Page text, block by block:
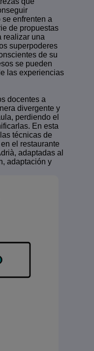
enfrenten a
de propuestas
realizar una
superpoderes
de su
se pueden
las experiencias
docentes a
divergente y
perdiendo el
En esta
técnicas de
el restaurante
adaptadas al
adaptación y